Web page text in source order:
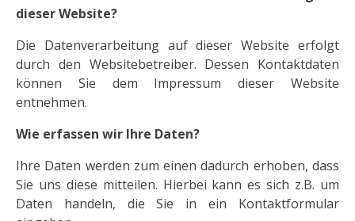
dieser Website?
Die Datenverarbeitung auf dieser Website erfolgt
durch den Websitebetreiber. Dessen Kontaktdaten
können Sie dem Impressum dieser Website
entnehmen.
Wie erfassen wir Ihre Daten?
Ihre Daten werden zum einen dadurch erhoben, dass
Sie uns diese mitteilen. Hierbei kann es sich z.B. um
Daten handeln, die Sie in ein Kontaktformular